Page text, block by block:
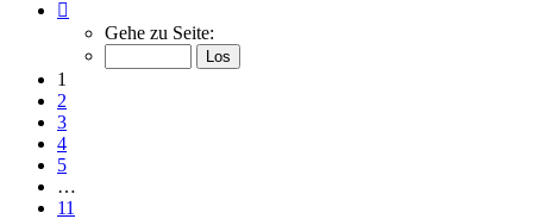
von
Gehe zu Seite:
1
2
3
4
5
…
11